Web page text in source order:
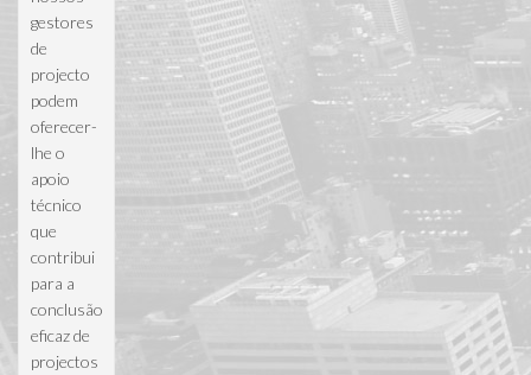
gestores
de
projecto
podem
oferecer-
lhe o
apoio
técnico
que
contribui
para a
conclusão
eficaz de
projectos